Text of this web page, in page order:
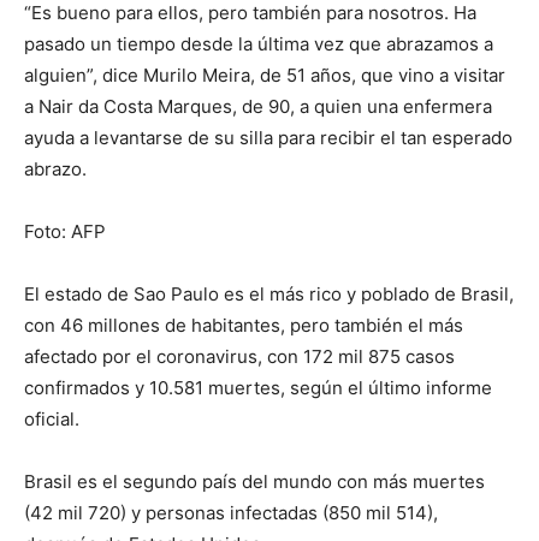
“Es bueno para ellos, pero también para nosotros. Ha
pasado un tiempo desde la última vez que abrazamos a
alguien”, dice Murilo Meira, de 51 años, que vino a visitar
a Nair da Costa Marques, de 90, a quien una enfermera
ayuda a levantarse de su silla para recibir el tan esperado
abrazo.
Foto: AFP
El estado de Sao Paulo es el más rico y poblado de Brasil,
con 46 millones de habitantes, pero también el más
afectado por el coronavirus, con 172 mil 875 casos
confirmados y 10.581 muertes, según el último informe
oficial.
Brasil es el segundo país del mundo con más muertes
(42 mil 720) y personas infectadas (850 mil 514),